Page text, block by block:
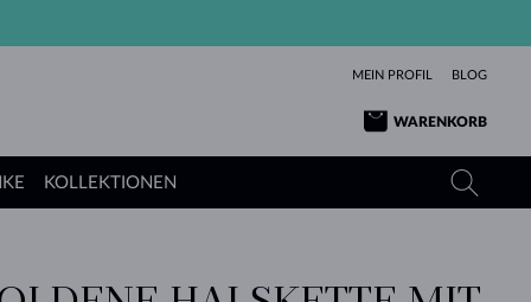
MEIN PROFIL BLOG
WARENKORB
KOLLEKTIONEN